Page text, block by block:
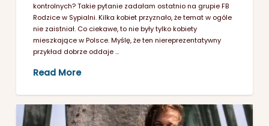
kontrolnych? Takie pytanie zadałam ostatnio na grupie FB
Rodzice w Sypialni. Kilka kobiet przyznało, że temat w ogóle
nie zaistniał. Co ciekawe, to nie były tylko kobiety
mieszkające w Polsce. Myślę, że ten niereprezentatywny
przykład dobrze oddaje …
Read More